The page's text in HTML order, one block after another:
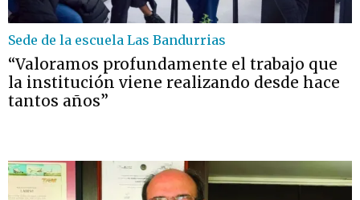
Sede de la escuela Las Bandurrias
“Valoramos profundamente el trabajo que
la institución viene realizando desde hace
tantos años”